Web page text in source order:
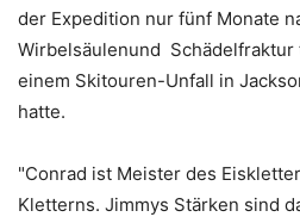
der Expedition nur fünf Monate
Wirbelsäulenund Schädelfraktur
einem Skitouren-Unfall in
hatte.
"Conrad ist Meister des
Kletterns. Jimmys Stärken sind